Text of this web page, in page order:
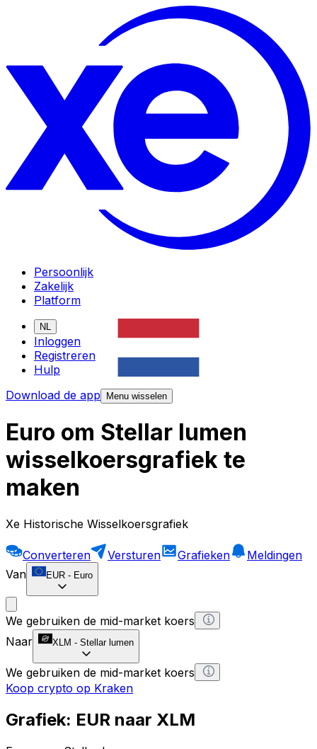
Persoonlijk
Zakelijk
Platform
NL
Inloggen
Registreren
Hulp
Download de app
Menu wisselen
Euro om Stellar lumen
wisselkoersgrafiek te
maken
Xe Historische Wisselkoersgrafiek
Converteren Versturen Grafieken
Meldingen
Van
EUR - Euro
We gebruiken de mid-market koers
Naar
XLM - Stellar lumen
We gebruiken de mid-market koers
Koop crypto op Kraken
Grafiek: EUR naar XLM